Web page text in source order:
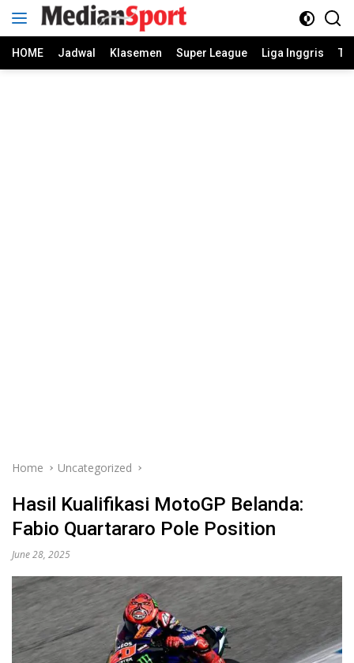
HOME Jadwal Klasemen Super League Liga Inggris
Home Uncategorized
Hasil Kualifikasi MotoGP Belanda:
Fabio Quartararo Pole Position
June 28, 2025